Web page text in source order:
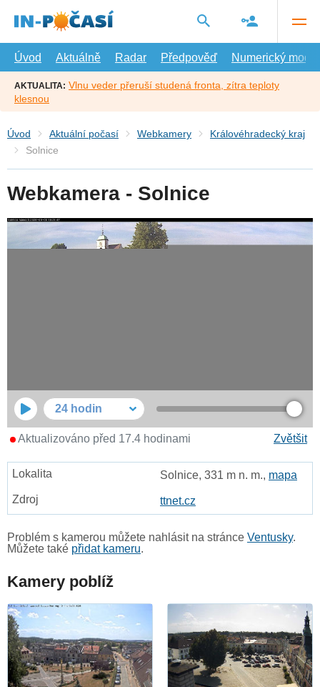
hlavní
Úvod
Aktuálně Radar Předpověď Numerický model
AKTUALITA: Vlnu veder přeruší studená fronta, zítra teploty
klesnou
Úvod Aktuální počasí Webkamery
Královéhradecký kraj
Solnice
Webkamera - Solnice
24 hodin
Zvětšit
Aktualizováno před 17.4 hodinami
Solnice, 331 m n. m., mapa
ttnet.cz
Problém s kamerou můžete nahlásit na stránce Ventusky.
Můžete také přidat kameru.
Kamery poblíž